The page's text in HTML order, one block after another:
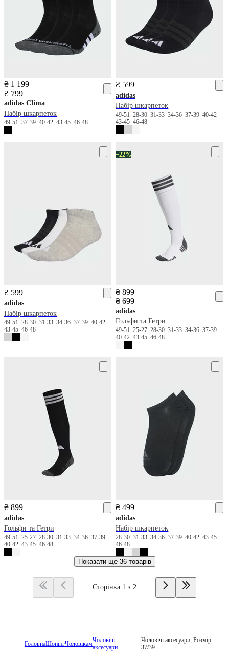
₴ 1 199
₴ 799
adidas Clima
Набір шкарпеток
49-51 37-39 40-42 43-45 46-48
₴ 599
adidas
Набір шкарпеток
49-5128-3031-3334-3637-3940-42
43-4546-48
₴ 599
adidas
Набір шкарпеток
49-51 28-30 31-33 34-36 37-39 40-42
43-45 46-48
−22%
₴ 899
₴ 699
adidas
Гольфи та Гетри
49-5125-2728-3031-3334-3637-39
40-4243-4546-48
₴ 899
adidas
Гольфи та Гетри
49-51 25-27 28-30 31-33 34-36 37-39
40-42 43-45 46-48
₴ 499
adidas
Набір шкарпеток
28-3031-3334-3637-3940-4243-45
46-48
Показати ще 36 товарів
Сторінка 1 з 2
ГоловнаШопінгЧоловікамЧоловічі
аксесуари
Чоловічі аксесуари, Розмір
37/39